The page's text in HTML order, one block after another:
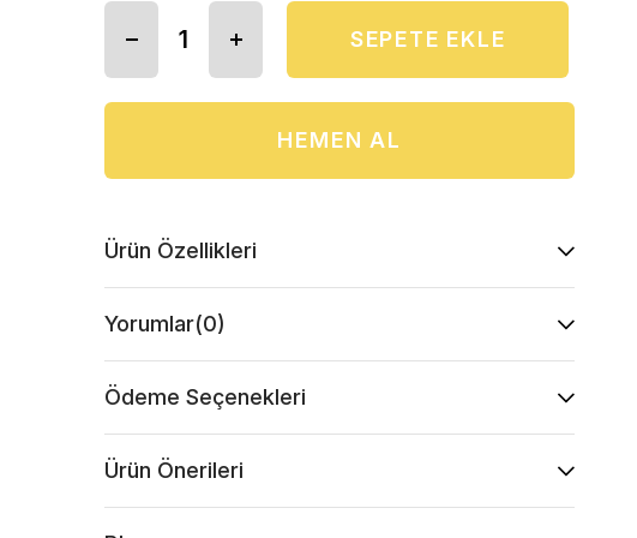
Ürün Özellikleri
Yorumlar(0)
Ödeme Seçenekleri
Ürün Önerileri